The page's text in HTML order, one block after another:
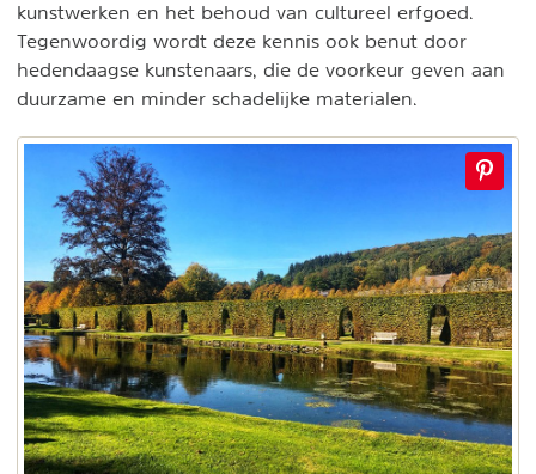
kunstwerken en het behoud van cultureel erfgoed.
Tegenwoordig wordt deze kennis ook benut door
hedendaagse kunstenaars, die de voorkeur geven aan
duurzame en minder schadelijke materialen.